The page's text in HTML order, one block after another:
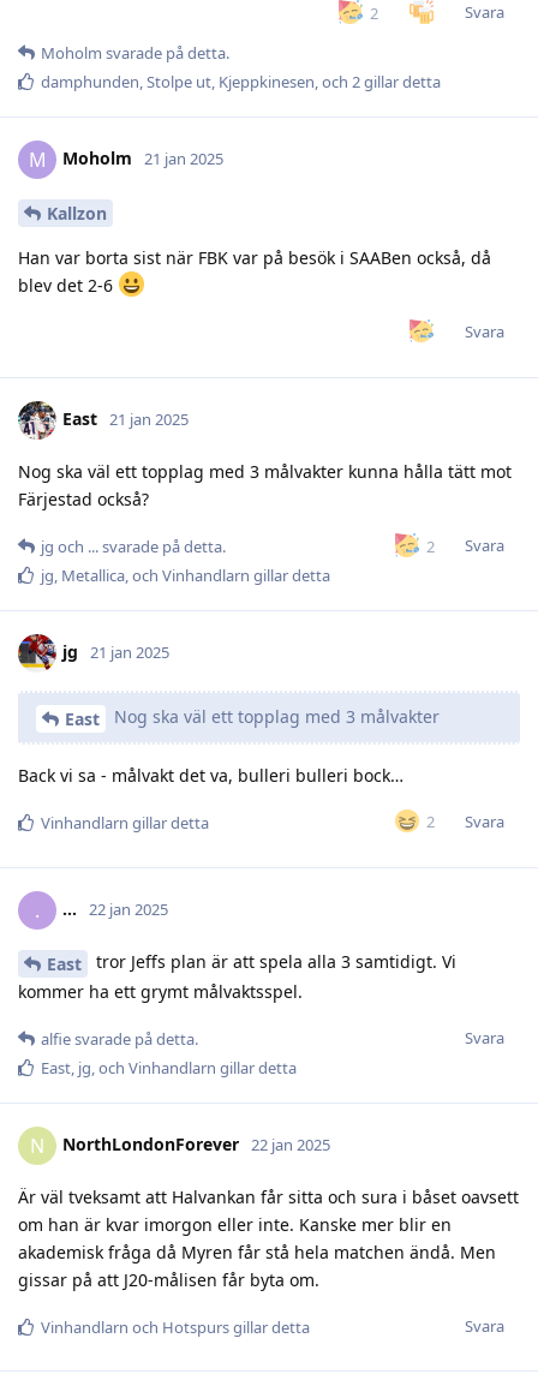
2
Svara
Moholm svarade på detta.
damphunden,Stolpe ut, Kjeppkinesen, och 2gillar detta
M Moholm 21 jan 2025
Kallzon
Han var borta sist när FBK var på besök i SAABen också, då
blev det 2-6
Svara
East 21 jan 2025
Nog ska väl ett topplag med 3 målvakter kunna hålla tätt mot
Färjestad också?
2 Svara
jg och .​.​.​svarade på detta.
jg, Metallica, och Vinhandlarn gillar detta
jg 21 jan 2025
East Nog ska väl ett topplag med 3 målvakter
Back vi sa - målvakt det va, bulleri bulleri bock…
2 Svara
Vinhandlarn gillar detta
. .​.​.​ 22 jan 2025
East
tror Jeffs plan är att spela alla 3 samtidigt. Vi
kommer ha ett grymt målvaktsspel.
Svara
alfiesvarade på detta.
East, jg, och Vinhandlarn gillar detta
N NorthLondonForever 22 jan 2025
Är väl tveksamt att Halvankan får sitta och sura i båset oavsett
om han är kvar imorgon eller inte. Kanske mer blir en
akademisk fråga då Myren får stå hela matchen ändå. Men
gissar på att J20-målisen får byta om.
Svara
Vinhandlarn och Hotspursgillar detta